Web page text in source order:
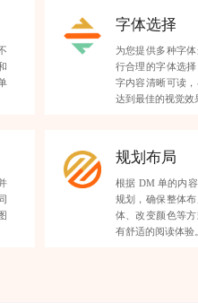
字体选择
为您提供多种字
行合理的字体选
字内容清晰可读
达到最佳的视觉效
规划布局
根据 DM 单的内
规划，确保整体
体、改变颜色等
有舒适的阅读体验。